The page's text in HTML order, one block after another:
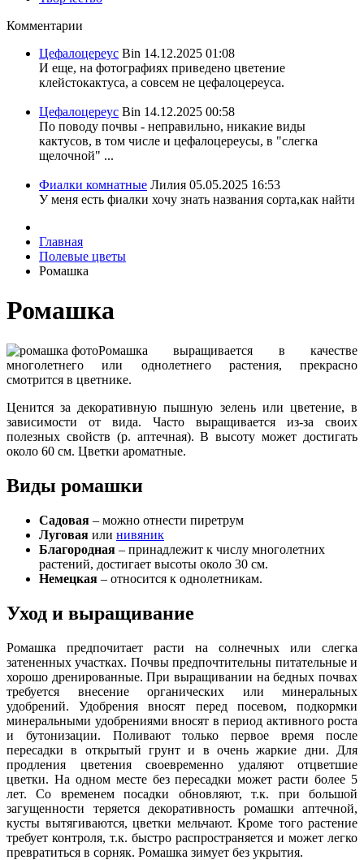
Комментарии
Цефалоцереус Bin 14.12.2025 01:08
И еще, на фотографиях приведено цветение
клейстокактуса, а совсем не цефалоцереуса.
Цефалоцереус Bin 14.12.2025 00:58
По поводу почвы - неправильно, никакие виды
кактусов, в том числе и цефалоцереусы, в "слегка
щелочной" ...
Фиалки комнатные Лилия 05.05.2025 16:53
У меня есть фиалки хочу знать названия сорта,как найти
Главная
Полевые цветы
Ромашка
Ромашка
Ромашка выращивается в качестве
многолетнего или однолетнего растения, прекрасно
смотрится в цветнике.
Ценится за декоративную пышную зелень или цветение, в
зависимости от вида. Часто выращивается из-за своих
полезных свойств (р. аптечная). В высоту может достигать
около 60 см. Цветки ароматные.
Виды ромашки
Садовая – можно отнести пиретрум
Луговая или нивяник
Благородная – принадлежит к числу многолетних
растений, достигает высоты около 30 см.
Немецкая – относится к однолетникам.
Уход и выращивание
Ромашка предпочитает расти на солнечных или слегка
затененных участках. Почвы предпочтительны питательные и
хорошо дренированные. При выращивании на бедных почвах
требуется внесение органических или минеральных
удобрений. Удобрения вносят перед посевом, подкормки
минеральными удобрениями вносят в период активного роста
и бутонизации. Поливают только первое время после
пересадки в открытый грунт и в очень жаркие дни. Для
продления цветения своевременно удаляют отцветшие
цветки. На одном месте без пересадки может расти более 5
лет. Со временем посадки обновляют, т.к. при большой
загущенности теряется декоративность ромашки аптечной,
кусты вытягиваются, цветки мельчают. Кроме того растение
требует контроля, т.к. быстро распространяется и может легко
превратиться в сорняк. Ромашка зимует без укрытия.